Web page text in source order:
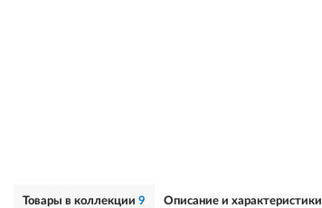
Товары в коллекции 9 Описание и характеристики